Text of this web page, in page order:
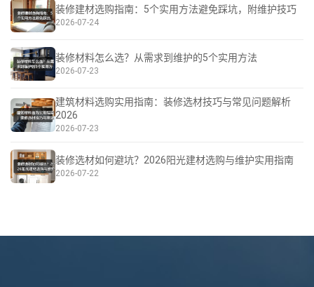
装修建材选购指南：5个实用方法避免踩坑，附维护技巧
2026-07-24
装修材料怎么选？从需求到维护的5个实用方法
2026-07-23
建筑材料选购实用指南：装修选材技巧与常见问题解析
2026
2026-07-23
装修选材如何避坑？2026阳光建材选购与维护实用指南
2026-07-22